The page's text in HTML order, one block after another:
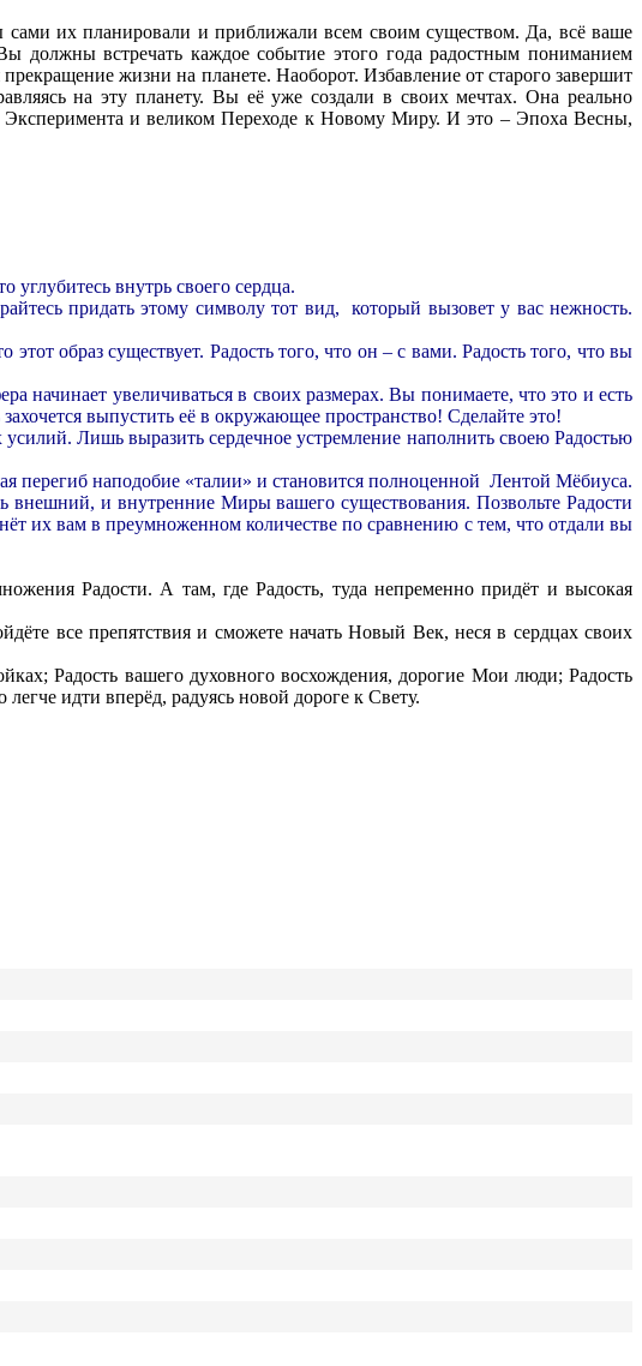
их планировали и приближали всем своим существом. Да, всё ваше
должны встречать каждое событие этого года радостным пониманием
жизни на планете. Наоборот. Избавление от старого завершит
на эту планету. Вы её уже создали в своих мечтах. Она реально
Эксперимента и великом Переходе к Новому Миру. И это – Эпоха Весны,
внутрь своего сердца.
придать этому символу тот вид, который вызовет у вас нежность.
образ существует. Радость того, что он – с вами. Радость того, что вы
начинает увеличиваться в своих размерах. Вы понимаете, что это и есть
выпустить её в окружающее пространство! Сделайте это!
Лишь выразить сердечное устремление наполнить своею Радостью
перегиб наподобие «талии» и становится полноценной Лентой Мёбиуса.
внешний, и внутренние Миры вашего существования. Позвольте Радости
их вам в преумноженном количестве по сравнению с тем, что отдали вы
Радости. А там, где Радость, туда непременно придёт и высокая
все препятствия и сможете начать Новый Век, неся в сердцах своих
Радость вашего духовного восхождения, дорогие Мои люди; Радость
идти вперёд, радуясь новой дороге к Свету.